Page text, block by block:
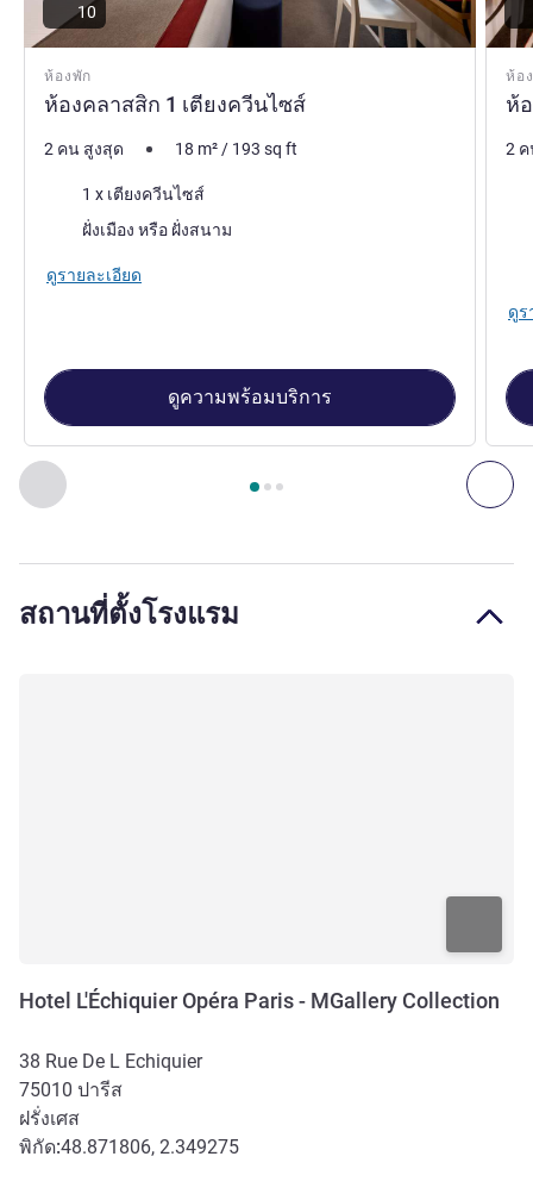
ก่อนหน้า - ห้องพัก ถั
หน้า1 , ห้องพัก 1 : ห้องคลาสสิก 1 เตียงควีนไซส์ , ห้องพั
ห้องพัก
ห้องคลาสสิก 1 เตียงควีนไซส์
10
2 คน สูงสุด 18 m²/ 193 sq ft
เครื่องนอน
1 x เตียงควีนไซส์
ฝั่งเมือง หรือ ฝั่งสนาม
ดูรายละเอียด
ดูความพร้อมบริการ
ห้อ
ห้
2
ดูร
สถานที่ตั้งโรงแรม
Hotel L'Échiquier Opéra Paris - MGallery Collection
38 Rue De L Echiquier
75010 ปารีส
ฝรั่งเศส
พิกัด:48.871806, 2.349275